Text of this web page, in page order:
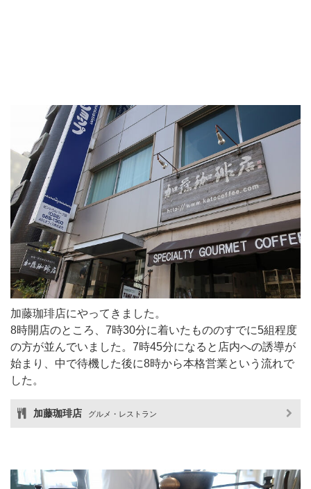
加藤珈琲店にやってきました。
8時開店のところ、7時30分に着いたもののすでに5組程度
の方が並んでいました。7時45分になると店内への誘導が
始まり、中で待機した後に8時から本格営業という流れで
した。
加藤珈琲店 グルメ・レストラン